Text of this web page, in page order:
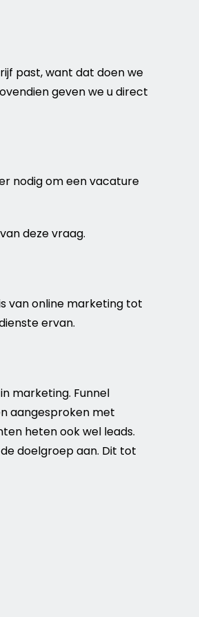
past, want dat doen we
geven we u direct
nodig om een vacature
deze vraag.
vanonline marketingtot
ervan.
marketing. Funnel
aangesproken met
heten ook wel leads.
doelgroepaan. Dit tot